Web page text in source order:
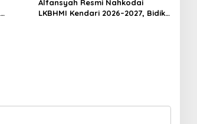
Alfansyah Resmi Nahkodai
LKBHMI Kendari 2026–2027, Bidik